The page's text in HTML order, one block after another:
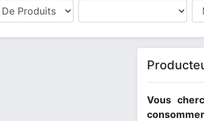
Vous